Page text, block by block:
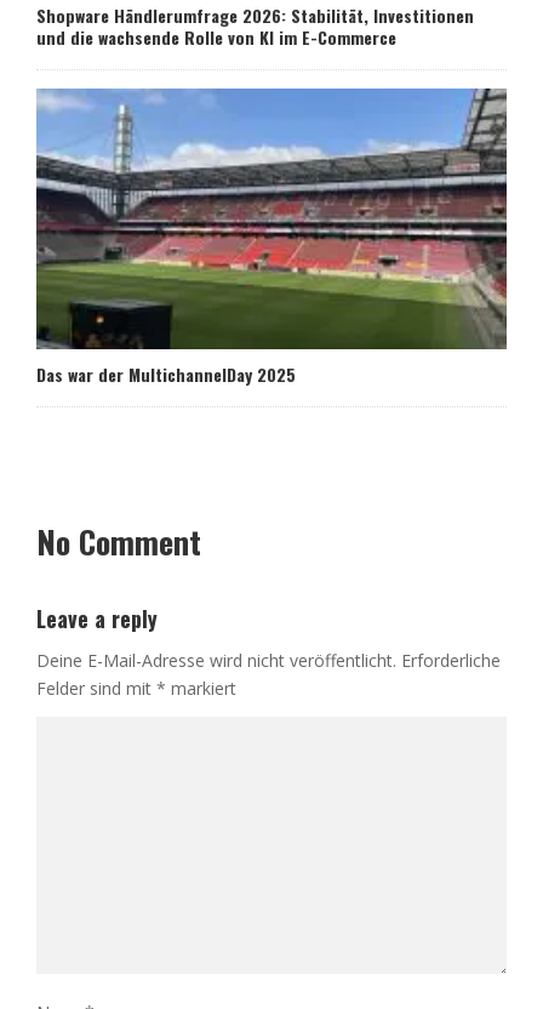
Shopware Händlerumfrage 2026: Stabilität, Investitionen
und die wachsende Rolle von KI im E-Commerce
Das war der MultichannelDay 2025
No Comment
Leave a reply
Deine E-Mail-Adresse wird nicht veröffentlicht. Erforderliche
Felder sind mit * markiert